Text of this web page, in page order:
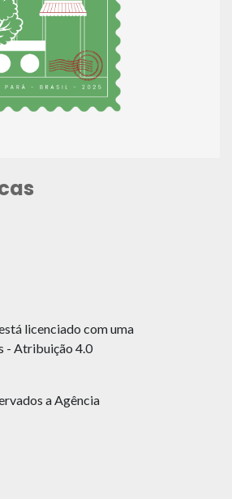
licenciado com uma
- Atribuição 4.0
a Agência